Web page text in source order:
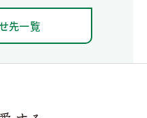
先一覧